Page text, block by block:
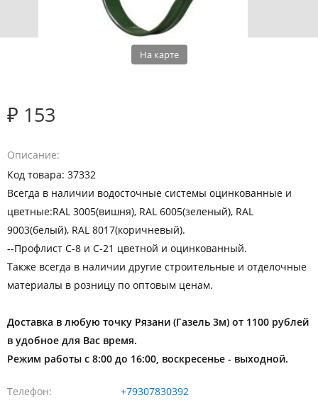
На карте
₽ 153
Описание
Код товара: 37332
Всегда в наличии водосточные системы оцинкованные и
цветные:RAL 3005(вишня), RAL 6005(зеленый), RAL
9003(белый), RAL 8017(коричневый).
--Профлист С-8 и С-21 цветной и оцинкованный.
Также всегда в наличии другие строительные и отделочные
материалы в розницу по оптовым ценам.
Доставка в любую точку Рязани (Газель 3м) от 1100 рублей
в удобное для Вас время.
Режим работы с 8:00 до 16:00, воскресенье - выходной.
Телефон +79307830392